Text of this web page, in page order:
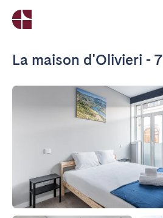
La maison d'Olivieri - 7